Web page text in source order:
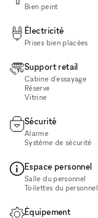
Bien peint
Électricité
Prises bien placées
Support retail
Cabine d'essayage
Réserve
Vitrine
Sécurité
Alarme
Système de sécurité
Espace personnel
Salle du personnel
Toilettes du personnel
Équipement